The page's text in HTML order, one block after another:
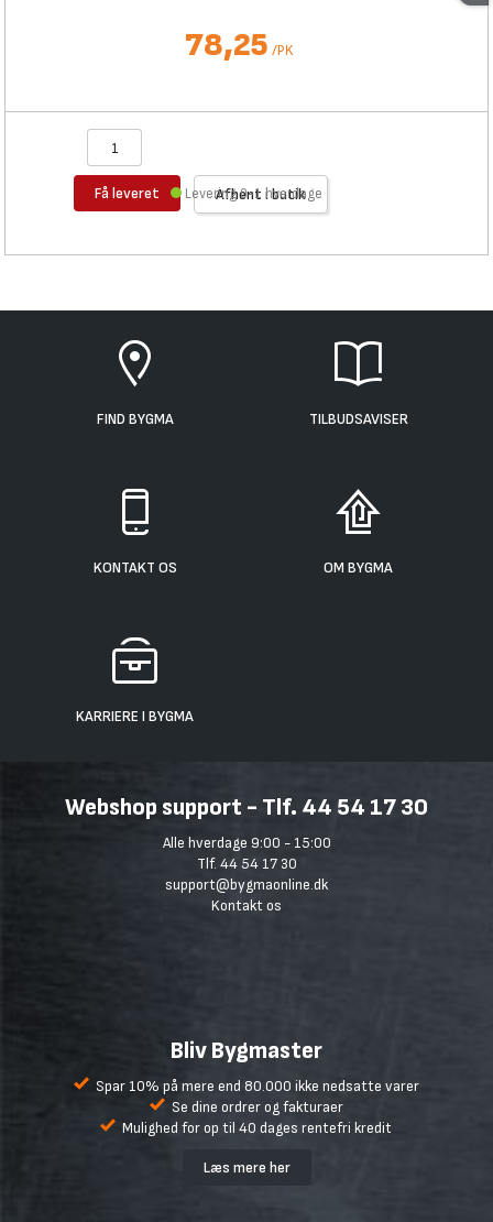
78,25 /PK
Få leveret Afhent i butik
Levering 0-1 hverdage
FIND BYGMA TILBUDSAVISER
KONTAKT OS OM BYGMA
KARRIERE I BYGMA
Webshop support - Tlf. 44 54 17 30
Alle hverdage 9:00 - 15:00
Tlf. 44 54 17 30
support@bygmaonline.dk
Kontakt os
Bliv Bygmaster
Spar 10% på mere end 80.000 ikke nedsatte varer
Se dine ordrer og fakturaer
Mulighed for op til 40 dages rentefri kredit
Læs mere her